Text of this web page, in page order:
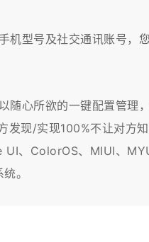
机型号及社交通讯账号，
随心所欲的一键配置管理
发现/实现100%不让对方
、ColorOS、MIUI、
。